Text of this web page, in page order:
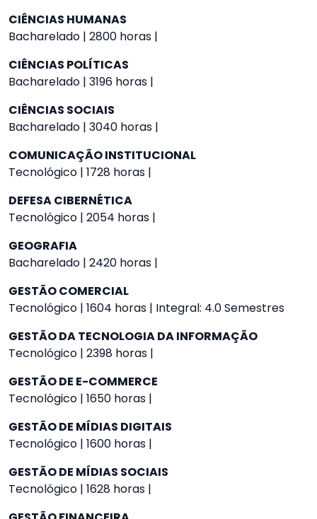
CIÊNCIAS HUMANAS
Bacharelado | 2800 horas |
CIÊNCIAS POLÍTICAS
Bacharelado | 3196 horas |
CIÊNCIAS SOCIAIS
Bacharelado | 3040 horas |
COMUNICAÇÃO INSTITUCIONAL
Tecnológico | 1728 horas |
DEFESA CIBERNÉTICA
Tecnológico | 2054 horas |
GEOGRAFIA
Bacharelado | 2420 horas |
GESTÃO COMERCIAL
Tecnológico | 1604 horas | Integral: 4.0 Semestres
GESTÃO DA TECNOLOGIA DA INFORMAÇÃO
Tecnológico | 2398 horas |
GESTÃO DE E-COMMERCE
Tecnológico | 1650 horas |
GESTÃO DE MÍDIAS DIGITAIS
Tecnológico | 1600 horas |
GESTÃO DE MÍDIAS SOCIAIS
Tecnológico | 1628 horas |